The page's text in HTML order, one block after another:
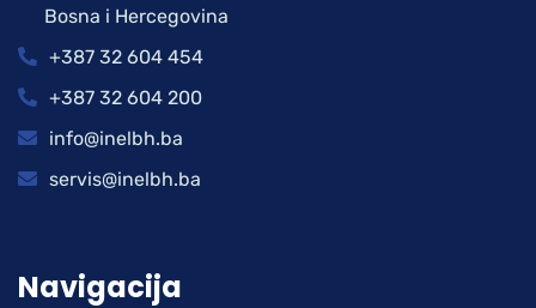
Bosna i Hercegovina
+387 32 604 454
+387 32 604 200
info@inelbh.ba
servis@inelbh.ba
Navigacija